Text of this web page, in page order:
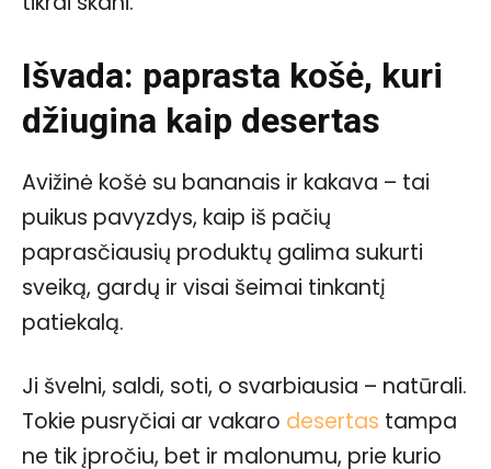
Išvada: paprasta košė, kuri
džiugina kaip desertas
Avižinė košė su bananais ir kakava – tai
puikus pavyzdys, kaip iš pačių
paprasčiausių produktų galima sukurti
sveiką, gardų ir visai šeimai tinkantį
patiekalą.
Ji švelni, saldi, soti, o svarbiausia – natūrali.
Tokie pusryčiai ar vakaro desertas tampa
ne tik įpročiu, bet ir malonumu, prie kurio